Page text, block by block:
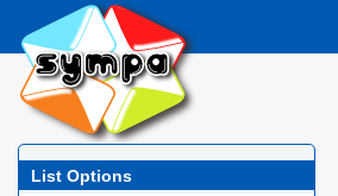
List Options